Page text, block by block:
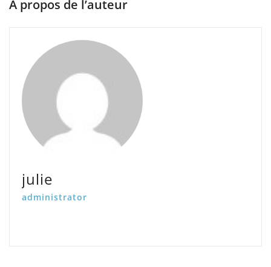
À propos de l’auteur
julie
administrator